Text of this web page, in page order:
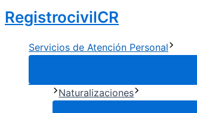
Ir
al
contenido
RegistrocivilCR
Servicios de Atención Personal
Naturalizaciones